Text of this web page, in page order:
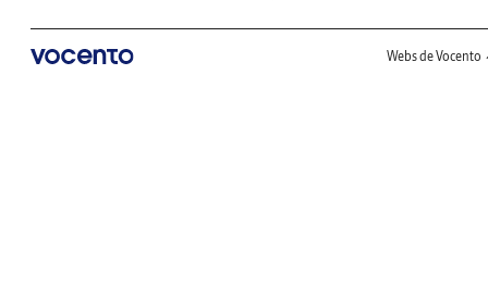
Webs de Vocento